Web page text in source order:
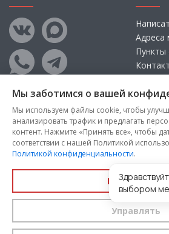
Адреса
Пункты
Copyright © 2026, ООО «100 Диванов» —
Администрация Сайта не несет
размещаемые Пользователями
качество.
политики
пользовательского соглашениякаждый
свои данные в любой форме обратной
Мы заботимся о вашей
Мы используем файлы cookie, чтобы
анализировать трафик и предлагать
контент. Нажмите «Принять все», чтобы
соответствии с нашей Политикой
Политикой конфиденциальности.
Принять все
Управлять
выбором